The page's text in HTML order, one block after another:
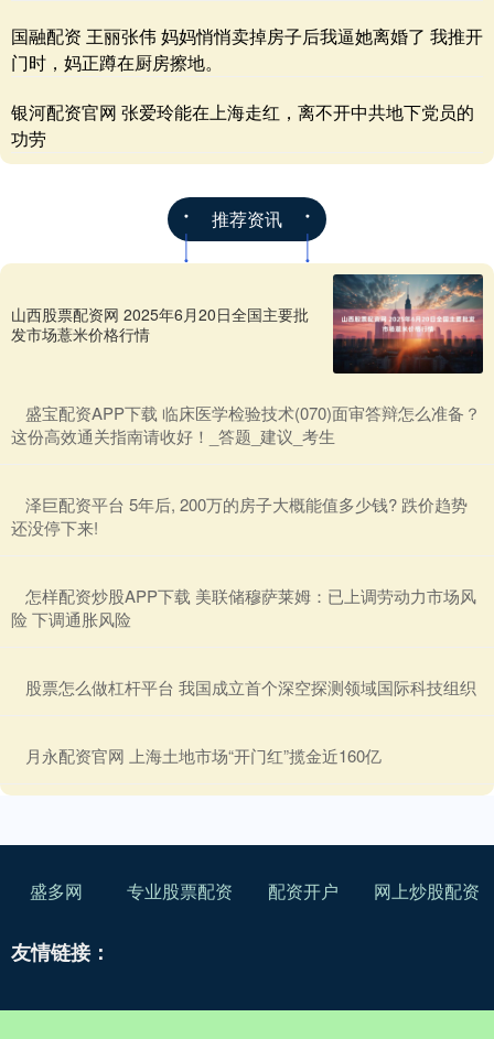
国融配资 王丽张伟 妈妈悄悄卖掉房子后我逼她离婚了 我推开
门时，妈正蹲在厨房擦地。
银河配资官网 张爱玲能在上海走红，离不开中共地下党员的
功劳
推荐资讯
山西股票配资网 2025年6月20日全国主要批
发市场薏米价格行情
​盛宝配资APP下载 临床医学检验技术(070)面审答辩怎么准备？
这份高效通关指南请收好！_答题_建议_考生
​泽巨配资平台 5年后, 200万的房子大概能值多少钱? 跌价趋势
还没停下来!
​怎样配资炒股APP下载 美联储穆萨莱姆：已上调劳动力市场风
险 下调通胀风险
​股票怎么做杠杆平台 我国成立首个深空探测领域国际科技组织
​月永配资官网 上海土地市场“开门红”揽金近160亿
盛多网 专业股票配资 配资开户 网上炒股配资
友情链接：